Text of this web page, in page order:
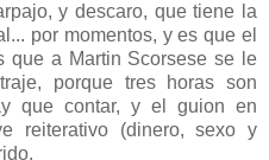
y descaro, que tiene la
por momentos, y es que el
que a Martin Scorsese se le
porque tres horas son
que contar, y el guion en
reiterativo (dinero, sexo y